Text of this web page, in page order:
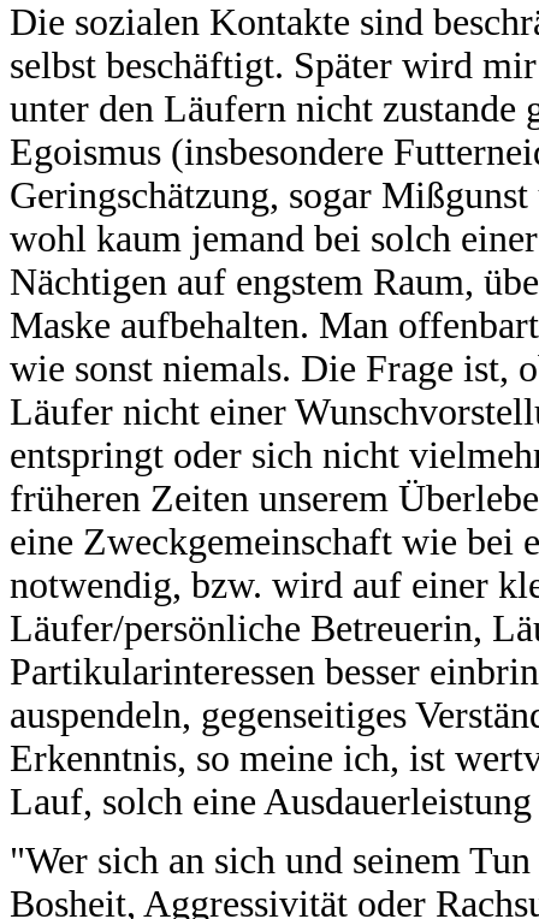
Die sozialen Kontakte sind
selbst beschäftigt. Später wird
unter den Läufern nicht
Egoismus (insbesondere
Geringschätzung, sogar
wohl kaum jemand bei solch
Nächtigen auf engstem Raum,
Maske aufbehalten. Man
wie sonst niemals. Die Frage ist,
Läufer nicht einer
entspringt oder sich nicht
früheren Zeiten unserem
eine Zweckgemeinschaft wie bei
notwendig, bzw. wird auf einer
Läufer/persönliche Betreuerin,
Partikularinteressen besser
auspendeln, gegenseitiges
Erkenntnis, so meine ich, ist
Lauf, solch eine
"Wer sich an sich und seinem
Bosheit, Aggressivität oder